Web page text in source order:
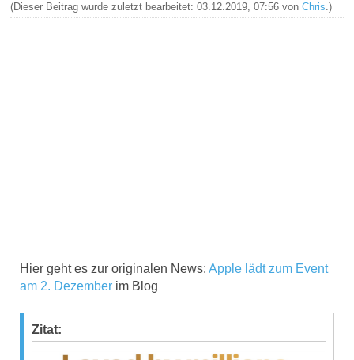
(Dieser Beitrag wurde zuletzt bearbeitet: 03.12.2019, 07:56 vonChris .)
Hier geht es zur originalen News:Apple lädt zum Event
am 2. Dezember im Blog
Zitat: